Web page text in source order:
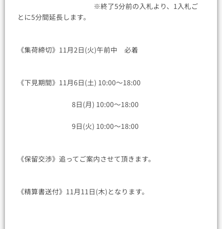
※終了5分前の入札より、1入札ご
とに5分間延長します。
《集荷締切》11月2日(火)午前中 必着
《下見期間》11月6日(土) 10:00〜18:00
8日(月) 10:00〜18:00
9日(火) 10:00〜18:00
《保留交渉》追ってご案内させて頂きます。
《精算書送付》11月11日(木)となります。